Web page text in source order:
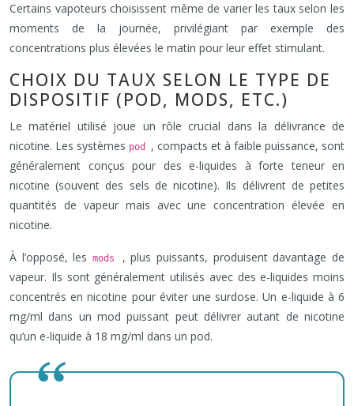
Certains vapoteurs choisissent même de varier les taux selon les
moments de la journée, privilégiant par exemple des
concentrations plus élevées le matin pour leur effet stimulant.
CHOIX DU TAUX SELON LE TYPE DE
DISPOSITIF (POD, MODS, ETC.)
Le matériel utilisé joue un rôle crucial dans la délivrance de
nicotine. Les systèmes pod , compacts et à faible puissance, sont
généralement conçus pour des e-liquides à forte teneur en
nicotine (souvent des sels de nicotine). Ils délivrent de petites
quantités de vapeur mais avec une concentration élevée en
nicotine.
À l’opposé, les mods , plus puissants, produisent davantage de
vapeur. Ils sont généralement utilisés avec des e-liquides moins
concentrés en nicotine pour éviter une surdose. Un e-liquide à 6
mg/ml dans un mod puissant peut délivrer autant de nicotine
qu’un e-liquide à 18 mg/ml dans un pod.